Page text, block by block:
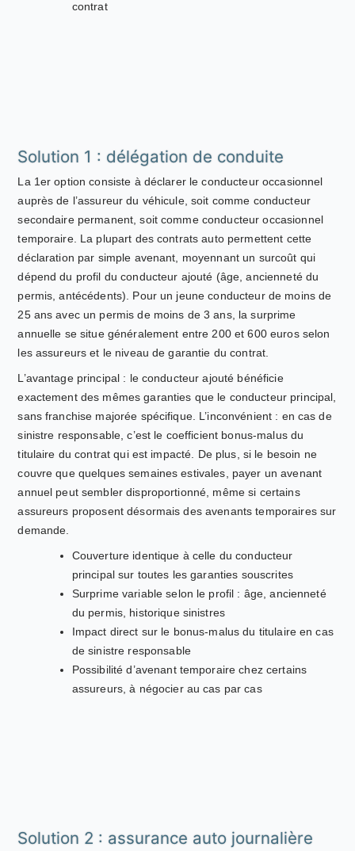
contrat
Solution 1 : délégation de conduite
La 1er option consiste à déclarer le conducteur occasionnel
auprès de l’assureur du véhicule, soit comme conducteur
secondaire permanent, soit comme conducteur occasionnel
temporaire. La plupart des contrats auto permettent cette
déclaration par simple avenant, moyennant un surcoût qui
dépend du profil du conducteur ajouté (âge, ancienneté du
permis, antécédents). Pour un jeune conducteur de moins de
25 ans avec un permis de moins de 3 ans, la surprime
annuelle se situe généralement entre 200 et 600 euros selon
les assureurs et le niveau de garantie du contrat.
L’avantage principal : le conducteur ajouté bénéficie
exactement des mêmes garanties que le conducteur principal,
sans franchise majorée spécifique. L’inconvénient : en cas de
sinistre responsable, c’est le coefficient bonus-malus du
titulaire du contrat qui est impacté. De plus, si le besoin ne
couvre que quelques semaines estivales, payer un avenant
annuel peut sembler disproportionné, même si certains
assureurs proposent désormais des avenants temporaires sur
demande.
Couverture identique à celle du conducteur
principal sur toutes les garanties souscrites
Surprime variable selon le profil : âge, ancienneté
du permis, historique sinistres
Impact direct sur le bonus-malus du titulaire en cas
de sinistre responsable
Possibilité d’avenant temporaire chez certains
assureurs, à négocier au cas par cas
Solution 2 : assurance auto journalière